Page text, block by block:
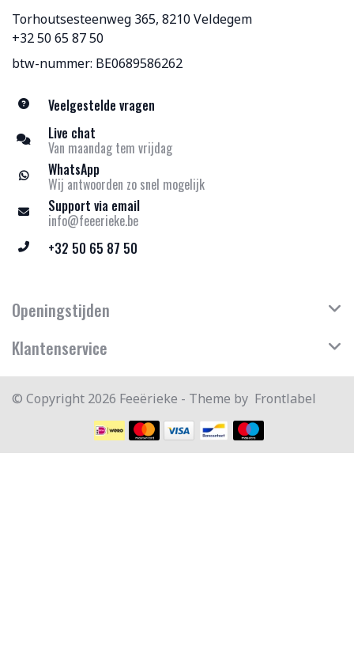
Torhoutsesteenweg 365, 8210 Veldegem
+32 50 65 87 50
btw-nummer: BE0689586262
Veelgestelde vragen
Live chat
Van maandag tem vrijdag
WhatsApp
Wij antwoorden zo snel mogelijk
Support via email
info@feeerieke.be
+32 50 65 87 50
Openingstijden
Klantenservice
© Copyright 2026 Feeërieke - Theme by Frontlabel